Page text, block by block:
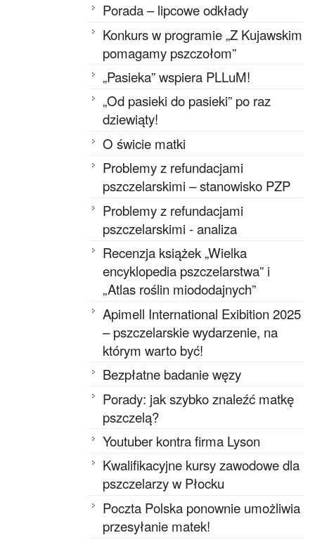
Porada – lipcowe odkłady
Konkurs w programie „Z Kujawskim
pomagamy pszczołom”
„Pasieka” wspiera PLLuM!
„Od pasieki do pasieki” po raz
dziewiąty!
O świcie matki
Problemy z refundacjami
pszczelarskimi – stanowisko PZP
Problemy z refundacjami
pszczelarskimi - analiza
Recenzja książek „Wielka
encyklopedia pszczelarstwa” i
„Atlas roślin miododajnych”
Apimell International Exibition 2025
– pszczelarskie wydarzenie, na
którym warto być!
Bezpłatne badanie węzy
Porady: jak szybko znaleźć matkę
pszczelą?
Youtuber kontra firma Lyson
Kwalifikacyjne kursy zawodowe dla
pszczelarzy w Płocku
Poczta Polska ponownie umożliwia
przesyłanie matek!